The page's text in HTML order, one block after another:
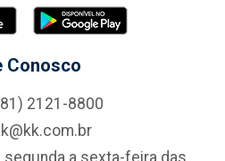
Conosco
2121-8800
a sexta-feira das